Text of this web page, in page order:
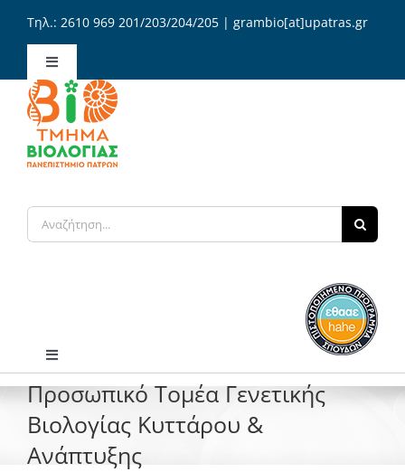
περιεχόμενο
Τηλ.: 2610 969 201/203/204/205 | grambio[at]upatras.gr
Toggle
Navigation
Διοίκηση Τμήματος
Γραμματεία / Αιτήσεις
Επικοινωνία
Αναζήτηση
για:
Toggle
Αρχική
Το Τμήμα Βιολογίας
Προσωπικό Τομέα Γενετικής
Βιολογίας Κυττάρου &
Ανάπτυξης